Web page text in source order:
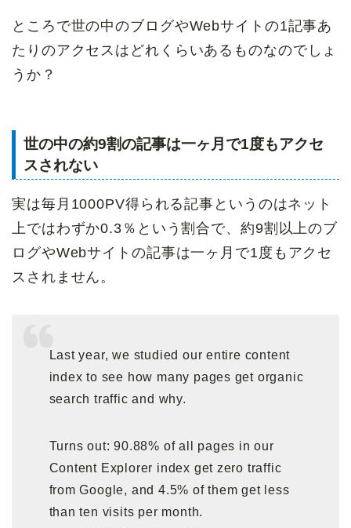
ところで世の中のブログやWebサイトの1記事あ
たりのアクセスはどれくらいあるものなのでしょ
うか？
世の中の約9割の記事は一ヶ月で1度もアクセ
スされない
実は毎月1000PV得られる記事というのはネット
上ではわずか0.3％という割合で、約9割以上のブ
ログやWebサイトの記事は一ヶ月で1度もアクセ
スされません。
Last year, we studied our entire content
index to see how many pages get organic
search traffic and why.
Turns out: 90.88% of all pages in our
Content Explorer index get zero traffic
from Google, and 4.5% of them get less
than ten visits per month.